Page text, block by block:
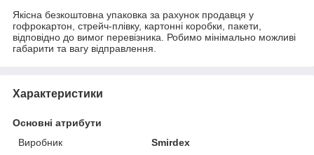
Якісна безкоштовна упаковка за рахунок продавця у
гофрокартон, стрейч-плівку, картонні коробки, пакети,
відповідно до вимог перевізника. Робимо мінімально можливі
габарити та вагу відправлення.
Характеристики
Основні атрибути
Виробник
Smirdex